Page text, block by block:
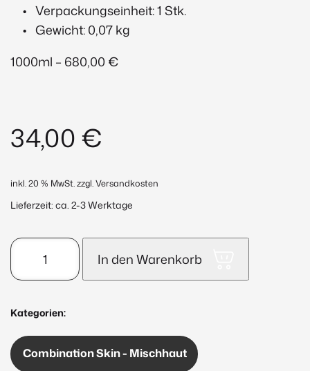
Verpackungseinheit: 1 Stk.
Gewicht: 0,07 kg
1000ml – 680,00 €
34,00€
inkl. 20 % MwSt.zzgl. Versandkosten
Lieferzeit: ca. 2-3 Werktage
Tinted
Balancing
Cream
50ml
Menge
In den Warenkorb
Kategorien:
Combination Skin - Mischhaut